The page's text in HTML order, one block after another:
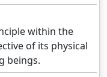
within the
of its physical
beings.